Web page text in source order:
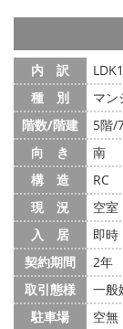
内 訳
種 別
マン
階数/階建
5階/
向 き
南
構 造
RC
現 況
空室
入 居
即時
契約期間
2年
取引態様
一般
駐車場
空無